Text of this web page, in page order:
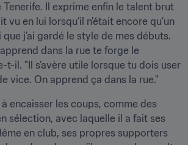
Il exprime enfin le talent brut
vu en lui lorsqu’il n’était encore qu’un
que j’ai gardé le style de mes débuts.
dans la rue te forge le
t-il. "Il s’avère utile lorsque tu dois user
vice. On apprend ça dans la rue."
à encaisser les coups, comme des
sélection, avec laquelle il a fait ses
en club, ses propres supporters